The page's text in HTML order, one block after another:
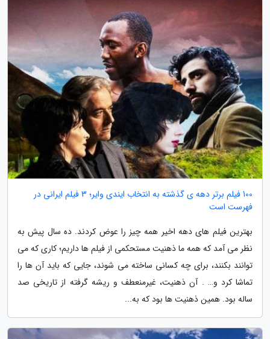
100 فیلم برتر دهه ی گذشته به انتخاب ایندی وایر؛ 3 فیلم ایرانی در
فهرست است
بهترین فیلم های دهه اخیر همه چیز را عوض کردند. ده سال پیش به
نظر می آمد که همه ما ذهنیت مستحکمی از فیلم ها داریم؛ کاری که می
توانند بکنند، برای چه کسانی ساخته می شوند، جایی که باید آن ها را
تماشا کرد و… . آن ذهنیت، غیرمنعطف و ریشه گرفته از تاریخی صد
ساله بود. همین ذهنیت ها بود که به...